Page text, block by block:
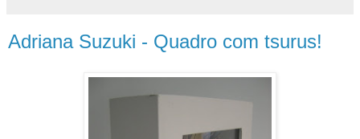
Adriana Suzuki - Quadro com tsurus!